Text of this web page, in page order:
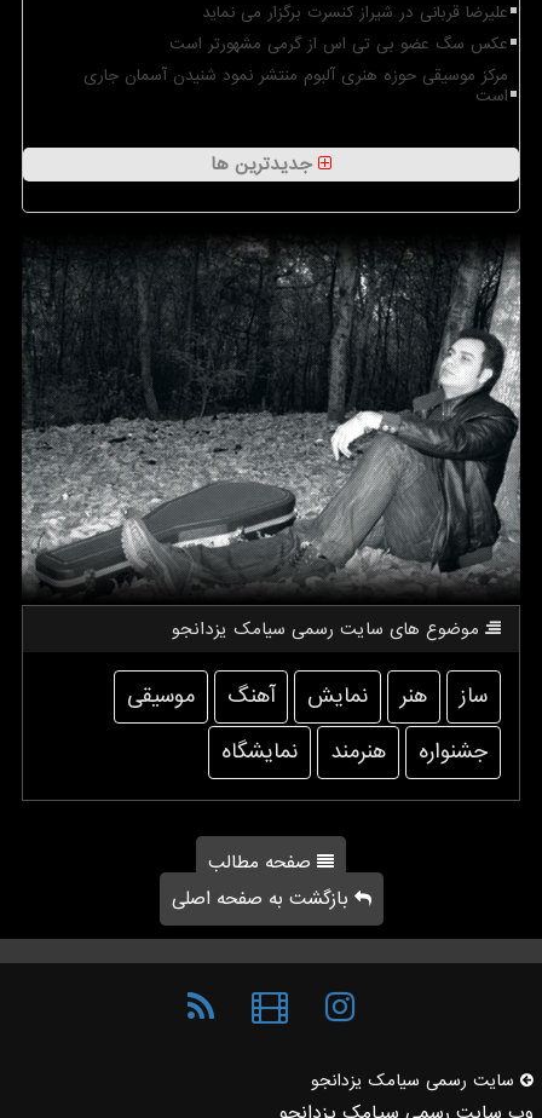
علیرضا قربانی در شیراز کنسرت برگزار می نماید
عکس سگ عضو بی تی اس از گرمی مشهورتر است
مرکز موسیقی حوزه هنری آلبوم منتشر نمود شنیدن آسمان جاری
است
جدیدترین ها
موضوع های سایت رسمی سیامك یزدانجو
ساز هنر نمایش آهنگ
موسیقی
جشنواره
هنرمند نمایشگاه
صفحه مطالب
بازگشت به صفحه اصلی
سایت رسمی سیامك یزدانجو